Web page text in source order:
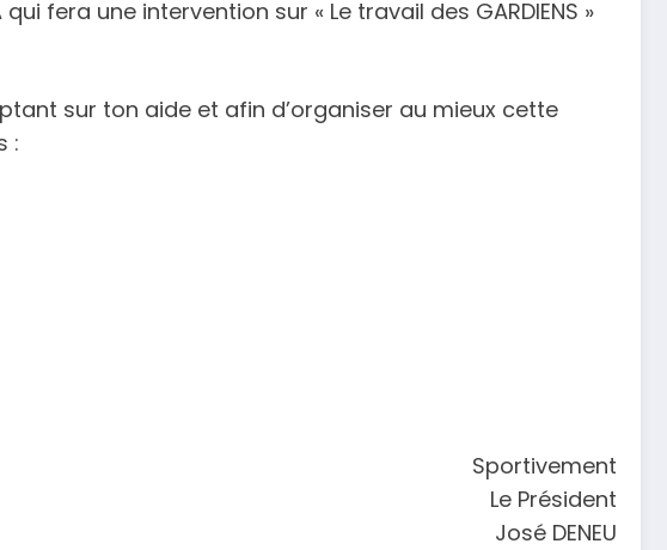
fera une intervention sur « Le travail des GARDIENS »
sur ton aide et afin d’organiser au mieux cette
:
Sportivement
Le Président
José DENEU